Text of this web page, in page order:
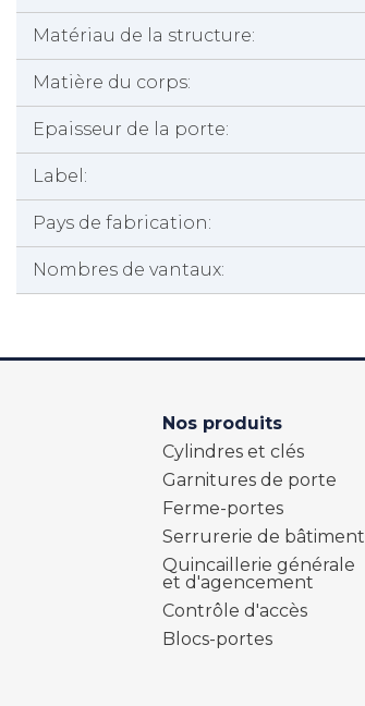
Matériau de la structure:
Matière du corps:
Epaisseur de la porte:
Label:
Pays de fabrication:
Nombres de vantaux:
Nos produits
Cylindres et clés
Garnitures de porte
Ferme-portes
Serrurerie de bâtiment
Quincaillerie générale
et d'agencement
Contrôle d'accès
Blocs-portes